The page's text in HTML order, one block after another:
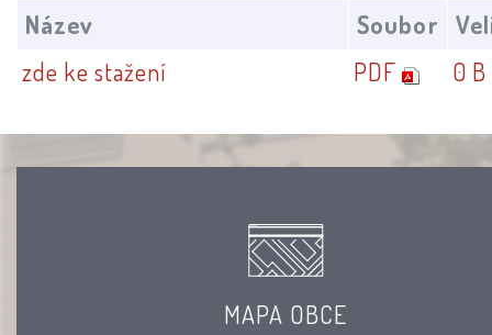
Název Soubor
zde ke stažení
PDF 0 B
MAPA OBCE